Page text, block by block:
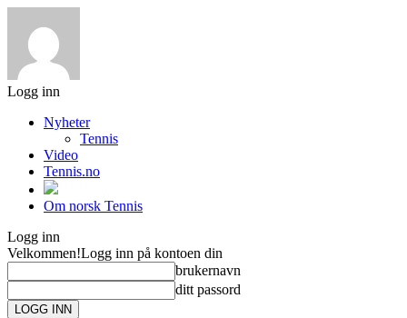
Logg inn
Nyheter
Tennis
Video
Tennis.no
Om norsk Tennis
Logg inn
Velkommen!Logg inn på kontoen din
brukernavn
ditt passord